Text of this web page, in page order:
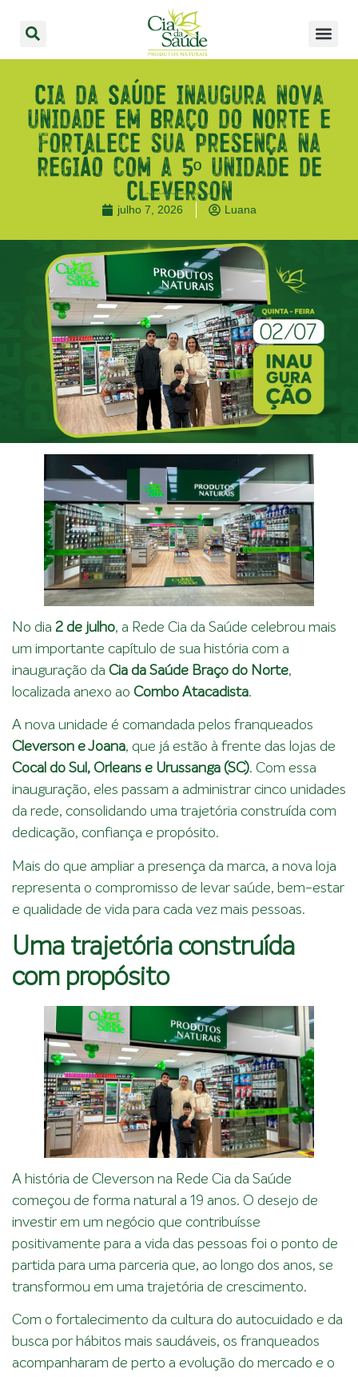
Cia da Saúde inaugura nova
unidade em Braço do Norte e
fortalece sua presença na
região com a 5º unidade de
Cleverson
julho 7, 2026 Luana
No dia 2 de julho, a Rede Cia da Saúde celebrou mais
um importante capítulo de sua história com a
inauguração da Cia da Saúde Braço do Norte,
localizada anexo ao Combo Atacadista.
A nova unidade é comandada pelos franqueados
Cleverson e Joana, que já estão à frente das lojas de
Cocal do Sul, Orleans e Urussanga (SC). Com essa
inauguração, eles passam a administrar cinco unidades
da rede, consolidando uma trajetória construída com
dedicação, confiança e propósito.
Mais do que ampliar a presença da marca, a nova loja
representa o compromisso de levar saúde, bem-estar
e qualidade de vida para cada vez mais pessoas.
Uma trajetória construída
com propósito
A história de Cleverson na Rede Cia da Saúde
começou de forma natural a 19 anos. O desejo de
investir em um negócio que contribuísse
positivamente para a vida das pessoas foi o ponto de
partida para uma parceria que, ao longo dos anos, se
transformou em uma trajetória de crescimento.
Com o fortalecimento da cultura do autocuidado e da
busca por hábitos mais saudáveis, os franqueados
acompanharam de perto a evolução do mercado e o